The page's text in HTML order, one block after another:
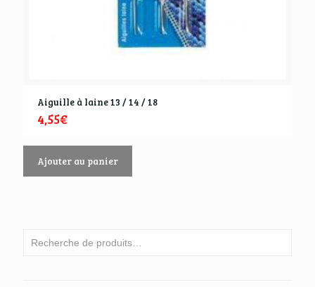
Aiguille à laine 13 / 14 / 18
4,55€
Ajouter au panier